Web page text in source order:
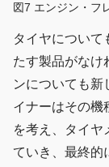
図7 エンジン・フ
タイヤについて
たす製品がなけ
ンについても新
イナーはその機
を考え、タイヤ
ていき、最終的